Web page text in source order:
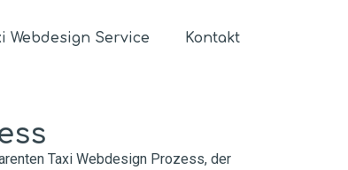
Webdesign Service Kontakt
Taxi Webdesign Prozess, der